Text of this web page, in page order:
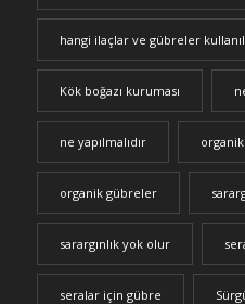
hangi ilaçlar ve gübreler
Kök boğazı kuruması
ne yapılmalıdır
organik gübreler
sarargınlık yok olur
seralar için gübre